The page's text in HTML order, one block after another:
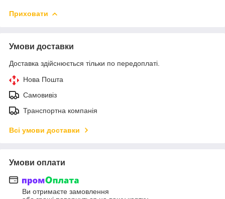
Приховати
Умови доставки
Доставка здійснюється тільки по передоплаті.
Нова Пошта
Самовивіз
Транспортна компанія
Всі умови доставки
Умови оплати
Ви отримаєте замовлення